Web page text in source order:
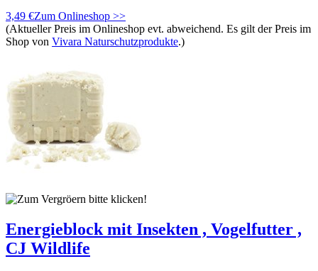
3,49 €Zum Onlineshop >>
(Aktueller Preis im Onlineshop evt. abweichend. Es gilt der Preis im
Shop von Vivara Naturschutzprodukte.)
Energieblock mit Insekten , Vogelfutter ,
CJ Wildlife